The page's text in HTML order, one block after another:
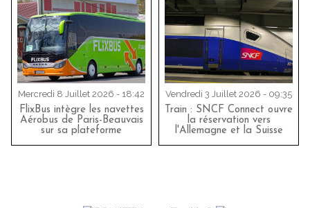
Mercredi 8 Juillet 2026 - 18:42
FlixBus intègre les navettes
Aérobus de Paris-Beauvais
sur sa plateforme
Vendredi 3 Juillet 2026 - 09:35
Train : SNCF Connect ouvre
la réservation vers
l'Allemagne et la Suisse